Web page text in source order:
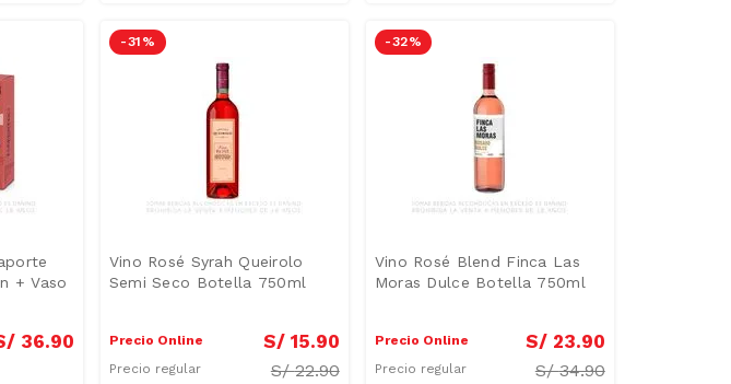
+ Vaso
36.90
-31 %
Vino Rosé Syrah Queirolo
Semi Seco Botella 750ml
Precio Online S/ 15.90
Precio regular S/22.90
-32 %
Vino Rosé Blend Finca Las
Moras Dulce Botella 750ml
Precio Online S/ 23.90
Precio regular S/34.90